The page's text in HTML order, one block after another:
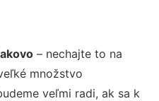
– nechajte to na
množstvo
veľmi radi, ak sa k